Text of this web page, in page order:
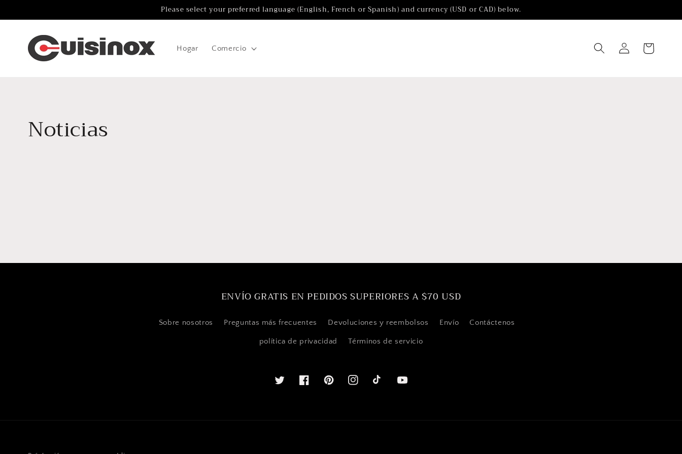
al contenido
Please select your preferred language (English, French or Spanish) and currency (USD or CAD) below.
Hogar Comercio
Iniciar
sesión
Carrito
Noticias
ENVÍO GRATIS EN PEDIDOS SUPERIORES A $70 USD
Sobre nosotros Preguntas más frecuentes Devoluciones y reembolsos Envío Contáctenos
política de privacidad Términos de servicio
Twitter FacebookPinterestInstagramTikTok YouTube